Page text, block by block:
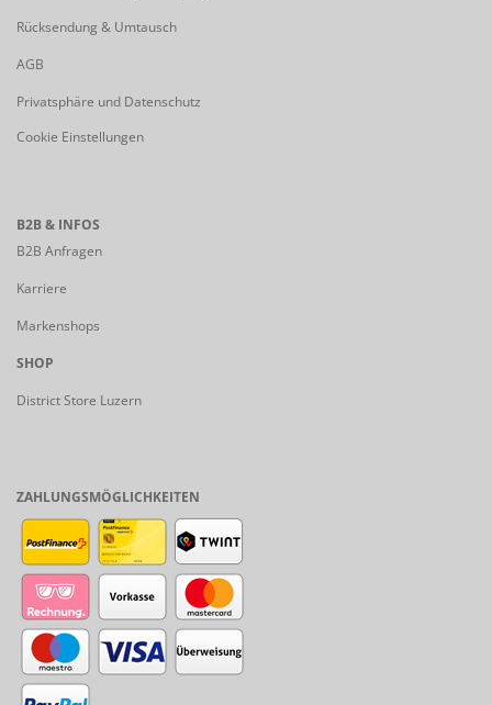
Rücksendung & Umtausch
AGB
Privatsphäre und Datenschutz
Cookie Einstellungen
B2B & INFOS
B2B Anfragen
Karriere
Markenshops
SHOP
District Store Luzern
ZAHLUNGSMÖGLICHKEITEN